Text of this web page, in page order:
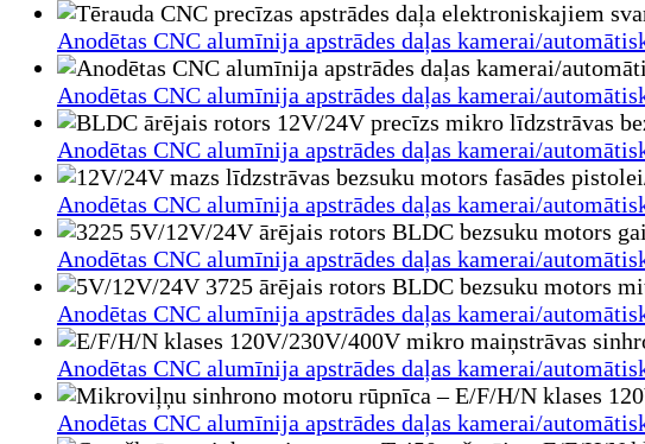
Anodētas CNC alumīnija apstrādes daļas kamerai/
Anodētas CNC alumīnija apstrādes daļas kamerai/
Anodētas CNC alumīnija apstrādes daļas kamerai/
Anodētas CNC alumīnija apstrādes daļas kamerai/
Anodētas CNC alumīnija apstrādes daļas kamerai/
Anodētas CNC alumīnija apstrādes daļas kamerai/
Anodētas CNC alumīnija apstrādes daļas kamerai/
Anodētas CNC alumīnija apstrādes daļas kamerai/